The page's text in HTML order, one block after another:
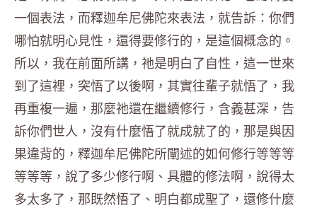
一個表法，而釋迦牟尼佛陀來表法，就告訴：你們
哪怕就明心見性，還得要修行的，是這個概念的。
所以，我在前面所講，祂是明白了自性，這一世來
到了這裡，突悟了以後啊，其實往輩子就悟了，我
再重複一遍，那麼祂還在繼續修行，含義甚深，告
訴你們世人，沒有什麼悟了就成就了的，那是與因
果違背的，釋迦牟尼佛陀所闡述的如何修行等等等
等等等，說了多少修行啊、具體的修法啊，說得太
多太多了，那既然悟了、明白都成聖了，還修什麼